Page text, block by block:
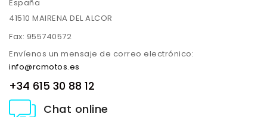
España
41510 MAIRENA DEL ALCOR
Fax: 955740572
Envíenos un mensaje de correo electrónico:
info@rcmotos.es
+34 615 30 88 12
Chat online